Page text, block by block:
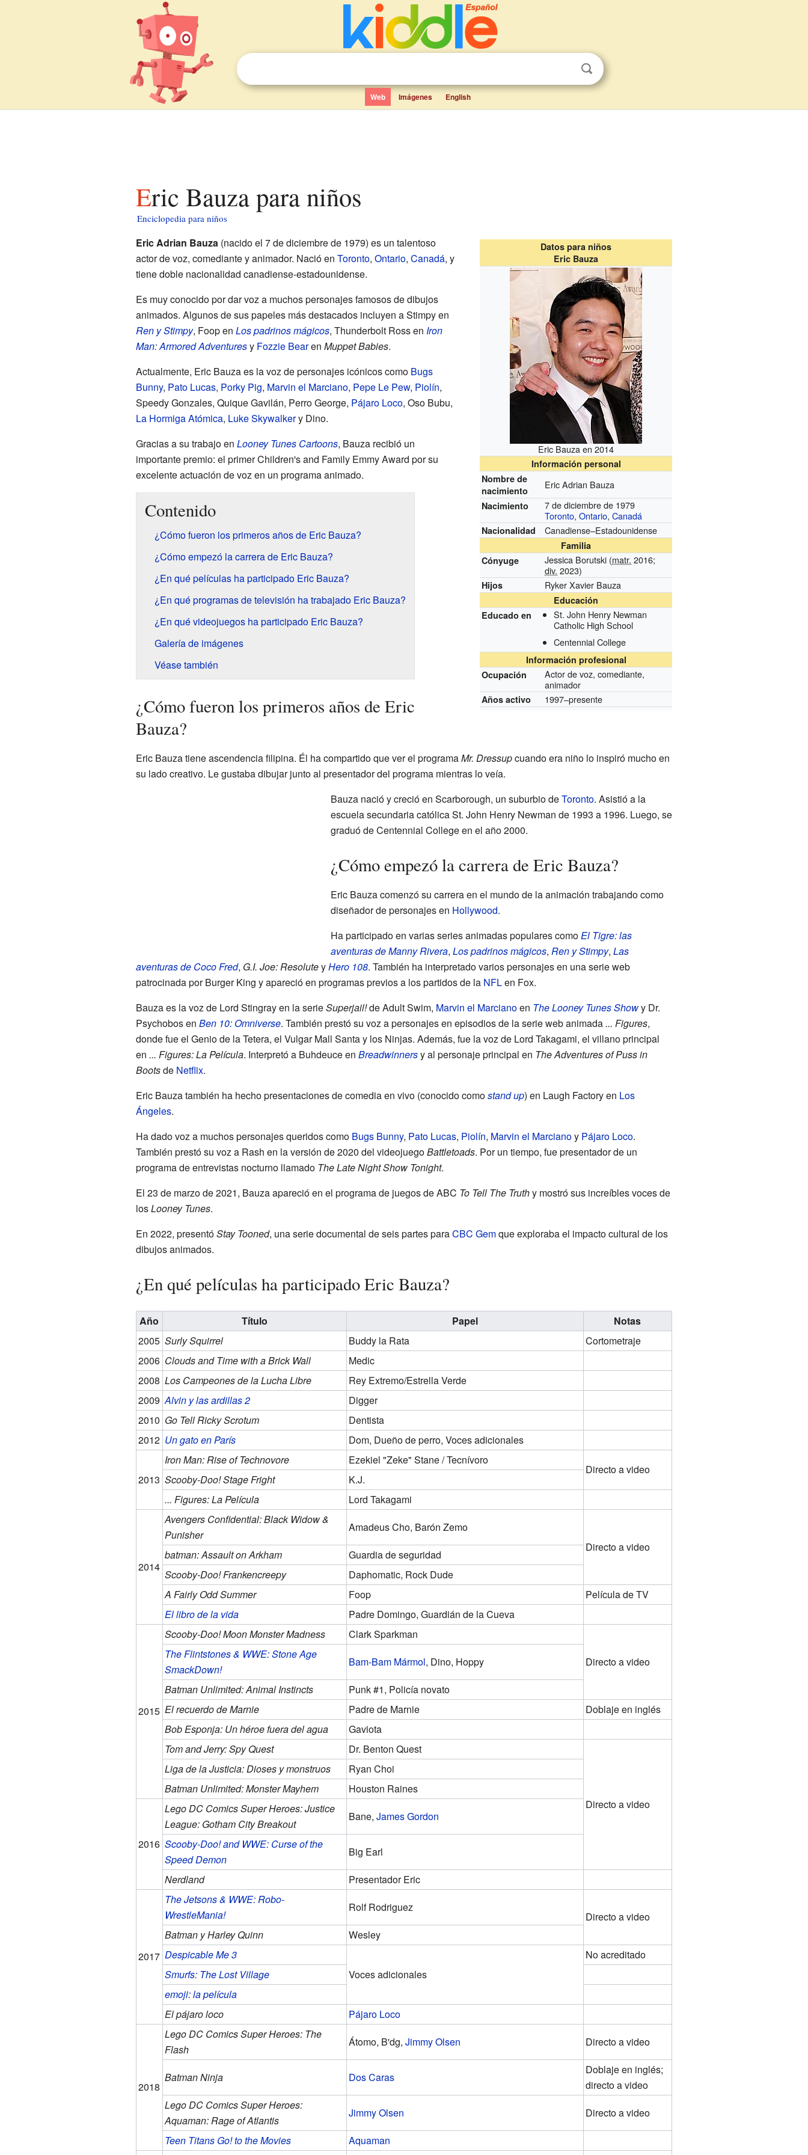
Web Imágenes English
Eric Bauza para niños
Enciclopedia para niños
Datos para niños
Eric Bauza
Eric Bauza en 2014
Información personal
Nombre de
nacimiento
Eric Adrian Bauza
Nacimiento
7 de diciembre de 1979
Toronto,Ontario,Canadá
Nacionalidad Canadiense–Estadounidense
Familia
Cónyuge
Jessica Borutski (matr. 2016;
div. 2023)
Hijos Ryker Xavier Bauza
Educación
Educado en
St. John Henry Newman
Catholic High School
Centennial College
Información profesional
Ocupación
Actor de voz, comediante,
animador
Años activo 1997–presente
Eric Adrian Bauza(nacido el 7 de diciembre de 1979) es un talentoso
actor de voz, comediante y animador. Nació en Toronto, Ontario, Canadá, y
tiene doble nacionalidad canadiense-estadounidense.
Es muy conocido por dar voz a muchos personajes famosos de dibujos
animados. Algunos de sus papeles más destacados incluyen a Stimpy en
Ren y Stimpy, Foop en Los padrinos mágicos, Thunderbolt Ross en Iron
Man: Armored Adventuresy Fozzie Bearen Muppet Babies.
Actualmente, Eric Bauza es la voz de personajes icónicos como Bugs
Bunny, Pato Lucas, Porky Pig, Marvin el Marciano, Pepe Le Pew, Piolín,
Speedy Gonzales, Quique Gavilán, Perro George, Pájaro Loco, Oso Bubu,
La Hormiga Atómica, Luke Skywalkery Dino.
Gracias a su trabajo en Looney Tunes Cartoons, Bauza recibió un
importante premio: el primer Children's and Family Emmy Award por su
excelente actuación de voz en un programa animado.
Contenido
¿Cómo fueron los primeros años de Eric Bauza?
¿Cómo empezó la carrera de Eric Bauza?
¿En qué películas ha participado Eric Bauza?
¿En qué programas de televisión ha trabajado Eric Bauza?
¿En qué videojuegos ha participado Eric Bauza?
Galería de imágenes
Véase también
¿Cómo fueron los primeros años de Eric
Bauza?
Eric Bauza tiene ascendencia filipina. Él ha compartido que ver el programaMr. Dressupcuando era niño lo inspiró mucho en
su lado creativo. Le gustaba dibujar junto al presentador del programa mientras lo veía.
Bauza nació y creció en Scarborough, un suburbio deToronto. Asistió a la
escuela secundaria católica St. John Henry Newman de 1993 a 1996. Luego, se
graduó de Centennial College en el año 2000.
¿Cómo empezó la carrera de Eric Bauza?
Eric Bauza comenzó su carrera en el mundo de la animación trabajando como
diseñador de personajes en Hollywood.
Ha participado en varias series animadas populares comoEl Tigre: las
aventuras de Manny Rivera, Los padrinos mágicos, Ren y Stimpy, Las
aventuras de Coco Fred, G.I. Joe: ResoluteyHero 108. También ha interpretado varios personajes en una serie web
patrocinada por Burger King y apareció en programas previos a los partidos de la NFLen Fox.
Bauza es la voz de Lord Stingray en la serieSuperjail!de Adult Swim, Marvin el Marcianoen The Looney Tunes Showy Dr.
Psychobos en Ben 10: Omniverse. También prestó su voz a personajes en episodios de la serie web animada... Figures,
donde fue el Genio de la Tetera, el Vulgar Mall Santa y los Ninjas. Además, fue la voz de Lord Takagami, el villano principal
en ... Figures: La Película. Interpretó a Buhdeuce en Breadwinnersy al personaje principal en The Adventures of Puss in
Bootsde Netflix.
Eric Bauza también ha hecho presentaciones de comedia en vivo (conocido comostand up) en Laugh Factory en Los
Ángeles.
Ha dado voz a muchos personajes queridos como Bugs Bunny, Pato Lucas, Piolín, Marvin el Marcianoy Pájaro Loco.
También prestó su voz a Rash en la versión de 2020 del videojuegoBattletoads. Por un tiempo, fue presentador de un
programa de entrevistas nocturno llamado The Late Night Show Tonight.
El 23 de marzo de 2021, Bauza apareció en el programa de juegos de ABC To Tell The Truthy mostró sus increíbles voces de
losLooney Tunes.
En 2022, presentóStay Tooned, una serie documental de seis partes paraCBC Gemque exploraba el impacto cultural de los
dibujos animados.
¿En qué películas ha participado Eric Bauza?
Año Título Papel
Notas
2005 Surly Squirrel Buddy la Rata
Cortometraje
2006 Clouds and Time with a Brick Wall
Medic
2008 Los Campeones de la Lucha Libre
Rey Extremo/Estrella Verde
2009 Alvin y las ardillas 2
Digger
2010 Go Tell Ricky Scrotum
Dentista
2012 Un gato en París Dom, Dueño de perro, Voces adicionales
2013
Iron Man: Rise of Technovore Ezekiel "Zeke" Stane / Tecnívoro
Directo a video
Scooby-Doo! Stage Fright
K.J.
... Figures: La Película
Lord Takagami
2014
Avengers Confidential: Black Widow &
Punisher
Amadeus Cho, Barón Zemo
Directo a video
batman: Assault on Arkham
Guardia de seguridad
Scooby-Doo! Frankencreepy
Daphomatic, Rock Dude
A Fairly Odd Summer
Foop
Película de TV
El libro de la vida
Padre Domingo, Guardián de la Cueva
2015
Scooby-Doo! Moon Monster Madness
Clark Sparkman
Directo a video
The Flintstones & WWE: Stone Age
SmackDown!
Bam-Bam Mármol, Dino, Hoppy
Batman Unlimited: Animal Instincts
Punk #1, Policía novato
El recuerdo de Marnie
Padre de Marnie
Doblaje en inglés
Bob Esponja: Un héroe fuera del agua
Gaviota
Tom and Jerry: Spy Quest
Dr. Benton Quest
Directo a video
Liga de la Justicia: Dioses y monstruos
Ryan Choi
Batman Unlimited: Monster Mayhem
Houston Raines
2016
Lego DC Comics Super Heroes: Justice
League: Gotham City Breakout
Bane, James Gordon
Scooby-Doo! and WWE: Curse of the
Speed Demon
Big Earl
Nerdland
Presentador Eric
2017
The Jetsons & WWE: Robo-
WrestleMania!
Rolf Rodriguez
Directo a video
Batman y Harley Quinn
Wesley
Despicable Me 3
Voces adicionales
No acreditado
Smurfs: The Lost Village
emoji: la película
El pájaro loco
Pájaro Loco
2018
Lego DC Comics Super Heroes: The
Flash
Átomo, B'dg, Jimmy Olsen Directo a video
Batman Ninja Dos Caras
Doblaje en inglés;
directo a video
Lego DC Comics Super Heroes:
Aquaman: Rage of Atlantis
Jimmy Olsen
Directo a video
Teen Titans Go! to the Movies
Aquaman